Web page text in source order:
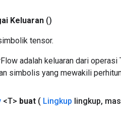
Keluaran ()
tensor.
adalah keluaran dari
simbolis yang mewakili
<T> buat ( Lingkup lingkup,